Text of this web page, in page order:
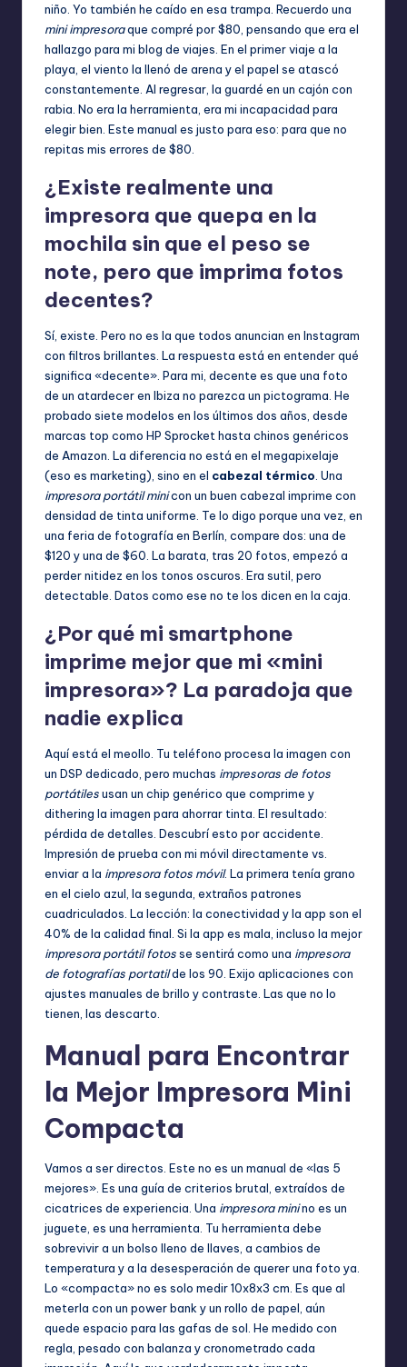
niño. Yo también he caído en esa trampa. Recuerdo una
mini impresoraque compré por $80, pensando que era el
hallazgo para mi blog de viajes. En el primer viaje a la
playa, el viento la llenó de arena y el papel se atascó
constantemente. Al regresar, la guardé en un cajón con
rabia. No era la herramienta, era mi incapacidad para
elegir bien. Este manual es justo para eso: para que no
repitas mis errores de $80.
¿Existe realmente una
impresora que quepa en la
mochila sin que el peso se
note, pero que imprima fotos
decentes?
Sí, existe. Pero no es la que todos anuncian en Instagram
con filtros brillantes. La respuesta está en entender qué
significa «decente». Para mi, decente es que una foto
de un atardecer en Ibiza no parezca un pictograma. He
probado siete modelos en los últimos dos años, desde
marcas top como HP Sprocket hasta chinos genéricos
de Amazon. La diferencia no está en el megapixelaje
(eso es marketing), sino en el cabezal térmico . Una
impresora portátil minicon un buen cabezal imprime con
densidad de tinta uniforme. Te lo digo porque una vez, en
una feria de fotografía en Berlín, compare dos: una de
$120 y una de $60. La barata, tras 20 fotos, empezó a
perder nitidez en los tonos oscuros. Era sutil, pero
detectable. Datos como ese no te los dicen en la caja.
¿Por qué mi smartphone
imprime mejor que mi «mini
impresora»? La paradoja que
nadie explica
Aquí está el meollo. Tu teléfono procesa la imagen con
un DSP dedicado, pero muchas impresoras de fotos
portátilesusan un chip genérico que comprime y
dithering la imagen para ahorrar tinta. El resultado:
pérdida de detalles. Descubrí esto por accidente.
Impresión de prueba con mi móvil directamente vs.
enviar a la impresora fotos móvil. La primera tenía grano
en el cielo azul, la segunda, extraños patrones
cuadriculados. La lección: la conectividad y la app son el
40% de la calidad final. Si la app es mala, incluso la mejor
impresora portátil fotosse sentirá como una impresora
de fotografías portatilde los 90. Exijo aplicaciones con
ajustes manuales de brillo y contraste. Las que no lo
tienen, las descarto.
Manual para Encontrar
la Mejor Impresora Mini
Compacta
Vamos a ser directos. Este no es un manual de «las 5
mejores». Es una guía de criterios brutal, extraídos de
cicatrices de experiencia. Una impresora minino es un
juguete, es una herramienta. Tu herramienta debe
sobrevivir a un bolso lleno de llaves, a cambios de
temperatura y a la desesperación de querer una foto ya.
Lo «compacta» no es solo medir 10x8x3 cm. Es que al
meterla con un power bank y un rollo de papel, aún
quede espacio para las gafas de sol. He medido con
regla, pesado con balanza y cronometrado cada